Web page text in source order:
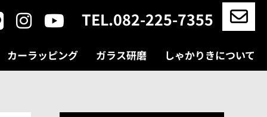
TEL.082-225-7355
カーラッピング ガラス研磨 しゃかりきについて